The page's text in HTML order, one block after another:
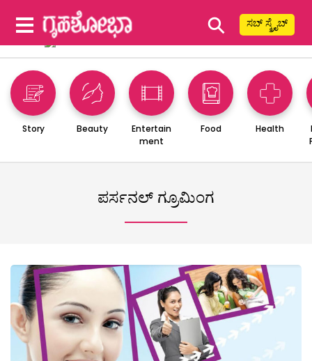
⚲ ಸಬ್ ಸ್ಕ್ರೈಬ್
Story Beauty
Entertain
ment
Food Health
ಪರ್ಸನಲ್ ಗ್ರೂಮಿಂಗ